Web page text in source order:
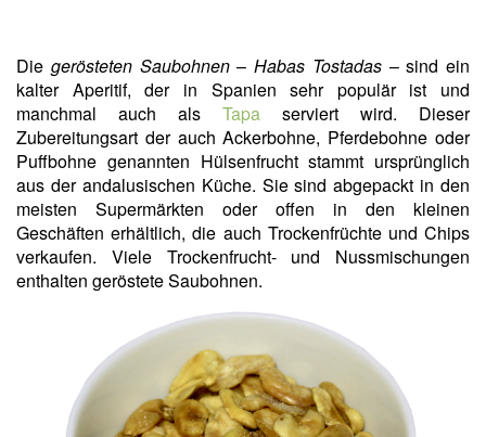
Die gerösteten Saubohnen– Habas Tostadas– sind ein
kalter Aperitif, der in Spanien sehr populär ist und
manchmal auch als Tapa serviert wird. Dieser
Zubereitungsart der auch Ackerbohne, Pferdebohne oder
Puffbohne genannten Hülsenfrucht stammt ursprünglich
aus der andalusischen Küche. Sie sind abgepackt in den
meisten Supermärkten oder offen in den kleinen
Geschäften erhältlich, die auch Trockenfrüchte und Chips
verkaufen. Viele Trockenfrucht- und Nussmischungen
enthalten geröstete Saubohnen.